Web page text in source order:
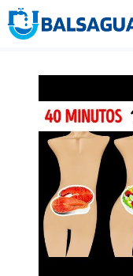
Saltar
al